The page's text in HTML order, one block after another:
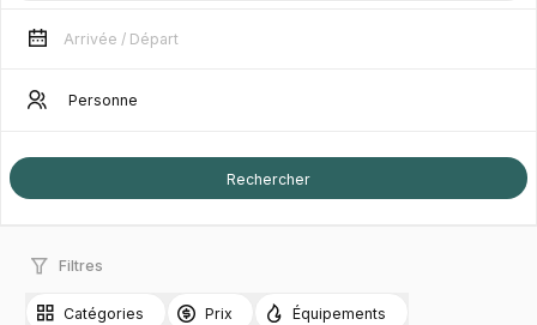
Filtres
Catégories Prix Équipements